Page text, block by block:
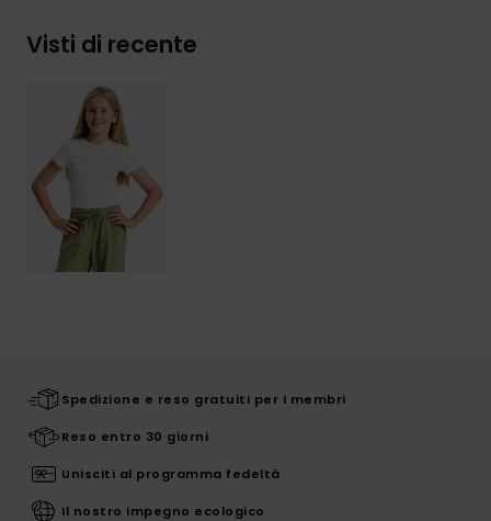
Visti di recente
Spedizione e reso gratuiti per i membri
Reso entro 30 giorni
Unisciti al programma fedeltà
Il nostro impegno ecologico